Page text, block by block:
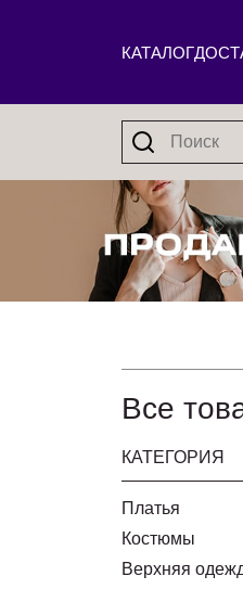
КАТАЛОГ
Все
КАТЕГОРИЯ
Платья
Костюмы
Верхняя